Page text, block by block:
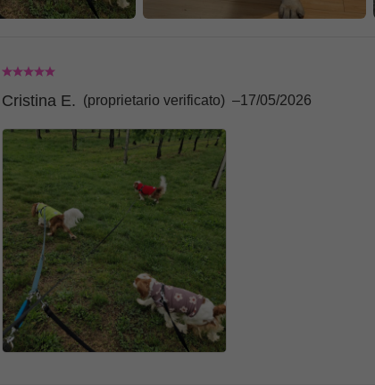
Cristina E. (proprietario verificato) –17/05/2026